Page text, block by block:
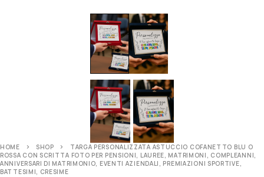
HOME SHOP
TARGA PERSONALIZZATA ASTUCCIO COFANETTO BLU O
ROSSA CON SCRITTA FOTO PER PENSIONI, LAUREE, MATRIMONI, COMPLEANNI,
ANNIVERSARI DI MATRIMONIO, EVENTI AZIENDALI, PREMIAZIONI SPORTIVE,
BATTESIMI, CRESIME